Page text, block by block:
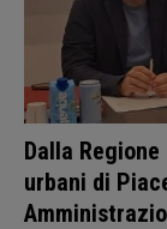
Dalla
urbani di